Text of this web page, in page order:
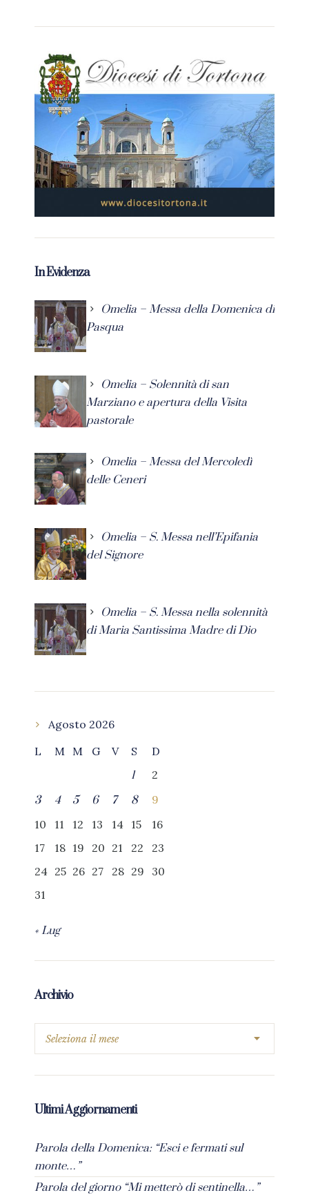
In Evidenza
Omelia – Messa della Domenica di
Pasqua
Omelia – Solennità di san
Marziano e apertura della Visita
pastorale
Omelia – Messa del Mercoledì
delle Ceneri
Omelia – S. Messa nell’Epifania
del Signore
Omelia – S. Messa nella solennità
di Maria Santissima Madre di Dio
Agosto 2026
L
M M G V S
D
1
2
3
4 5 6 7 8
9
10
11 12 13 14 15
16
17
18 19 20 21 22
23
24 25 26 27 28 29
30
31
« Lug
Archivio
Ultimi Aggiornamenti
Parola della Domenica: “Esci e fermati sul
monte…”
Parola del giorno “Mi metterò di sentinella…”